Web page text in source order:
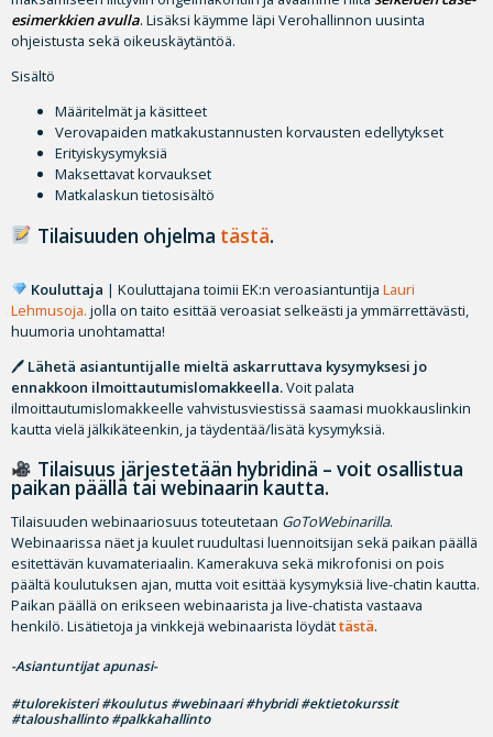
esimerkkien avulla. Lisäksi käymme läpi Verohallinnon uusinta
ohjeistusta sekä oikeuskäytäntöä.
Sisältö
Määritelmät ja käsitteet
Verovapaiden matkakustannusten korvausten edellytykset
Erityiskysymyksiä
Maksettavat korvaukset
Matkalaskun tietosisältö
Tilaisuuden ohjelma tästä.
Kouluttaja | Kouluttajana toimii EK:n veroasiantuntija Lauri
Lehmusoja. jolla on taito esittää veroasiat selkeästi ja ymmärrettävästi,
huumoria unohtamatta!
🖊 Lähetä asiantuntijalle mieltä askarruttava kysymyksesi jo
ennakkoon ilmoittautumislomakkeella.Voit palata
ilmoittautumislomakkeelle vahvistusviestissä saamasi muokkauslinkin
kautta vielä jälkikäteenkin, ja täydentää/lisätä kysymyksiä.
Tilaisuus järjestetään hybridinä – voit osallistua
paikan päällä tai webinaarin kautta.
Tilaisuuden webinaariosuus toteutetaan GoToWebinarilla.
Webinaarissa näet ja kuulet ruudultasi luennoitsijan sekä paikan päällä
esitettävän kuvamateriaalin. Kamerakuva sekä mikrofonisi on pois
päältä koulutuksen ajan, mutta voit esittää kysymyksiä live-chatin kautta.
Paikan päällä on erikseen webinaarista ja live-chatista vastaava
henkilö. Lisätietoja ja vinkkejä webinaarista löydättästä.
-Asiantuntijat apunasi-
#tulorekisteri #koulutus #webinaari #hybridi #ektietokurssit
#taloushallinto #palkkahallinto